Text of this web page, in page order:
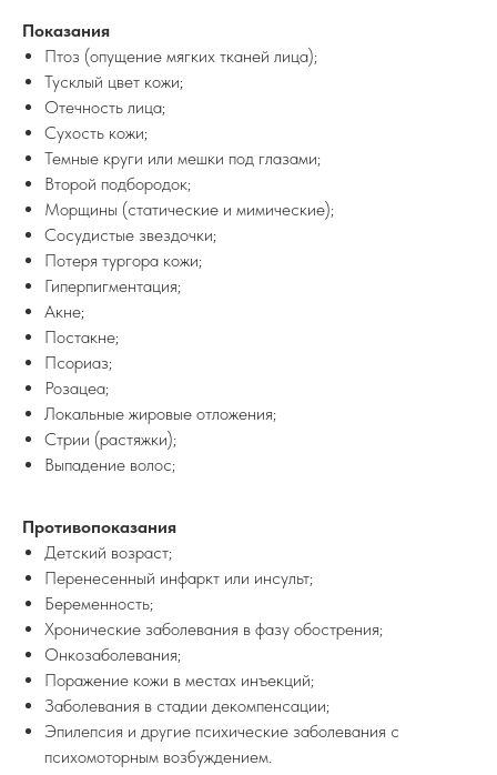
Показания
Птоз (опущение мягких тканей лица);
Тусклый цвет кожи;
Отечность лица;
Сухость кожи;
Темные круги или мешки под глазами;
Второй подбородок;
Морщины (статические и мимические);
Сосудистые звездочки;
Потеря тургора кожи;
Гиперпигментация;
Акне;
Постакне;
Псориаз;
Розацеа;
Локальные жировые отложения;
Стрии (растяжки);
Выпадение волос;
Противопоказания
Детский возраст;
Перенесенный инфаркт или инсульт;
Беременность;
Хронические заболевания в фазу обострения;
Онкозаболевания;
Поражение кожи в местах инъекций;
Заболевания в стадии декомпенсации;
Эпилепсия и другие психические заболевания с
психомоторным возбуждением.